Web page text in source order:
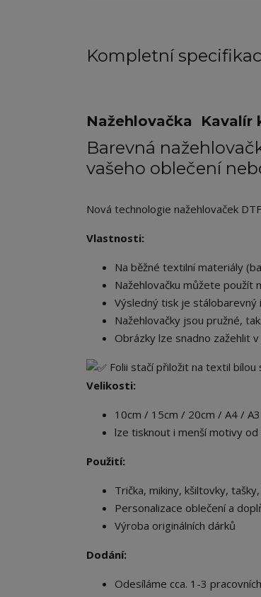
Kompletní
Nažehlovačka Kavalír
Barevná
vašeho oblečení
Nová technologie nažehlovaček
Vlastnosti:
Na běžné textilní materiály
Nažehlovačku můžete použít
Výsledný tisk je stálobarevný
Nažehlovačky jsou pružné,
Obrázky lze snadno zažehlit
Folii stačí přiložit na textil
Velikosti:
10cm / 15cm / 20cm / A4 / A3
lze tisknout i menší motivy od
Použití:
Trička, mikiny, kšiltovky,
Personalizace oblečení a
Výroba originálních dárků
Dodání:
Odesíláme cca. 1-3